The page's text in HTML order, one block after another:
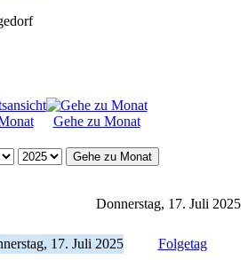
Gehe zu Monat
Gehe zu Monat
Donnerstag, 17. Juli 2025
17. Juli 2025 Folgetag